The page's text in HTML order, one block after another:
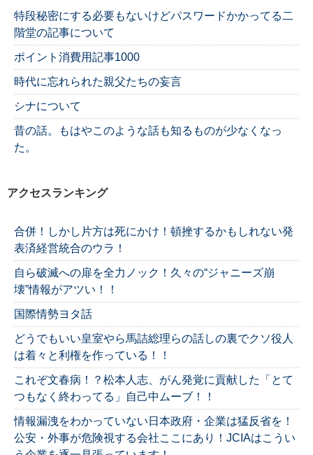
特段秘密にする必要もないけどパスワードかかってる二
階堂の記事について
ポイント消費用記事1000
時代に忘れられた親父たちの妄言
シナについて
昔の話。もはやこのような話も知るものが少なくなっ
た。
アクセスランキング
合併！しかし片方は死にかけ！頓挫するかもしれない発
表済経営統合のウラ！
自ら破滅への扉を全力ノック！久々の“ジャニーズ崩
壊”情報がアツい！！
国際情勢ヨタ話
どうでもいい皇室やら馬詰総理らの話しの裏でクソ役人
は着々と利権を作っている！！
これぞ文春病！？松本人志、がん発覚に貢献した「とて
つもなく終わってる」自己中ムーブ！！
情報漏洩をわかっていない日本政府・企業は猛反省を！
公安・外事が危険視する会社ここにあり！JCIAはこうい